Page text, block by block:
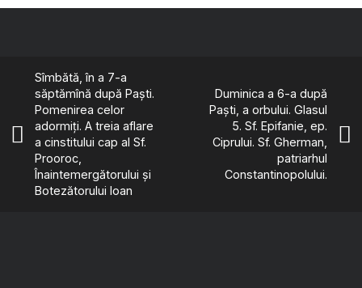
Sîmbătă, în a 7-a
săptămînă după Paști.
Pomenirea celor
adormiți. A treia aflare
a cinstitului cap al Sf.
Prooroc,
Înaintemergătorului și
Botezătorului Ioan
Duminica a 6-a după
Paști, a orbului. Glasul
5. Sf. Epifanie, ep.
Ciprului. Sf. Gherman,
patriarhul
Constantinopolului.